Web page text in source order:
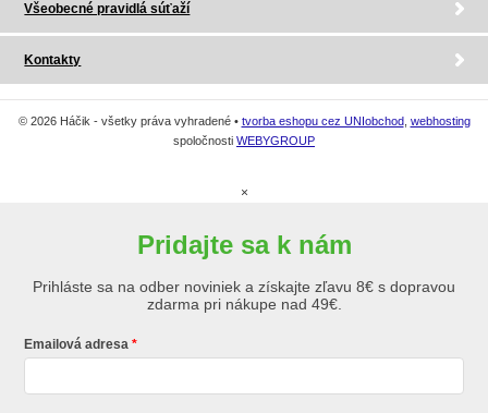
Všeobecné pravidlá súťaží
Kontakty
© 2026 Háčik - všetky práva vyhradené • tvorba eshopu cez UNIobchod webhosting
spoločnosti WEBYGROUP
×
Pridajte sa k nám
Prihláste sa na odber noviniek a získajte zľavu 8€ s dopravou
zdarma pri nákupe nad 49€.
Emailová adresa